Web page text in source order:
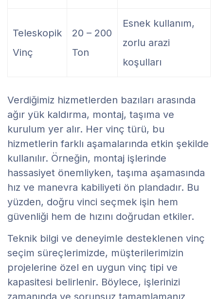
Teleskopik
Vinç
20 – 200
Ton
Esnek kullanım,
zorlu arazi
koşulları
Verdiğimiz hizmetlerden bazıları arasında
ağır yük kaldırma, montaj, taşıma ve
kurulum yer alır. Her vinç türü, bu
hizmetlerin farklı aşamalarında etkin şekilde
kullanılır. Örneğin, montaj işlerinde
hassasiyet önemliyken, taşıma aşamasında
hız ve manevra kabiliyeti ön plandadır. Bu
yüzden, doğru vinci seçmek işin hem
güvenliği hem de hızını doğrudan etkiler.
Teknik bilgi ve deneyimle desteklenen vinç
seçim süreçlerimizde, müşterilerimizin
projelerine özel en uygun vinç tipi ve
kapasitesi belirlenir. Böylece, işlerinizi
zamanında ve sorunsuz tamamlamanız